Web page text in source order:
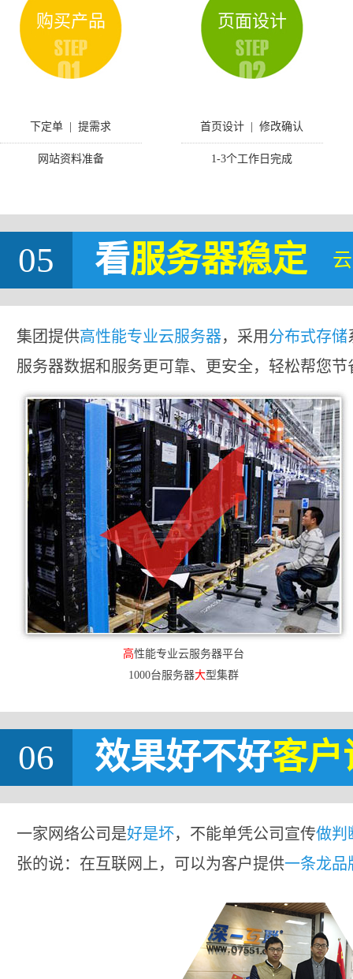
购买产品
下定单 | 提需求
网站资料准备
页面设计
首页设计 | 修改确认
1-3个工作日完成
05 看服务器稳定
集团提供高性能专业云服务器，采用分布式存储
服务器数据和服务更可靠、更安全，轻松帮您节
高性能专业云服务器平台
1000台服务器大型集群
06 效果好不好客户
一家网络公司是好是坏，不能单凭公司宣传做判
张的说：在互联网上，可以为客户提供一条龙品